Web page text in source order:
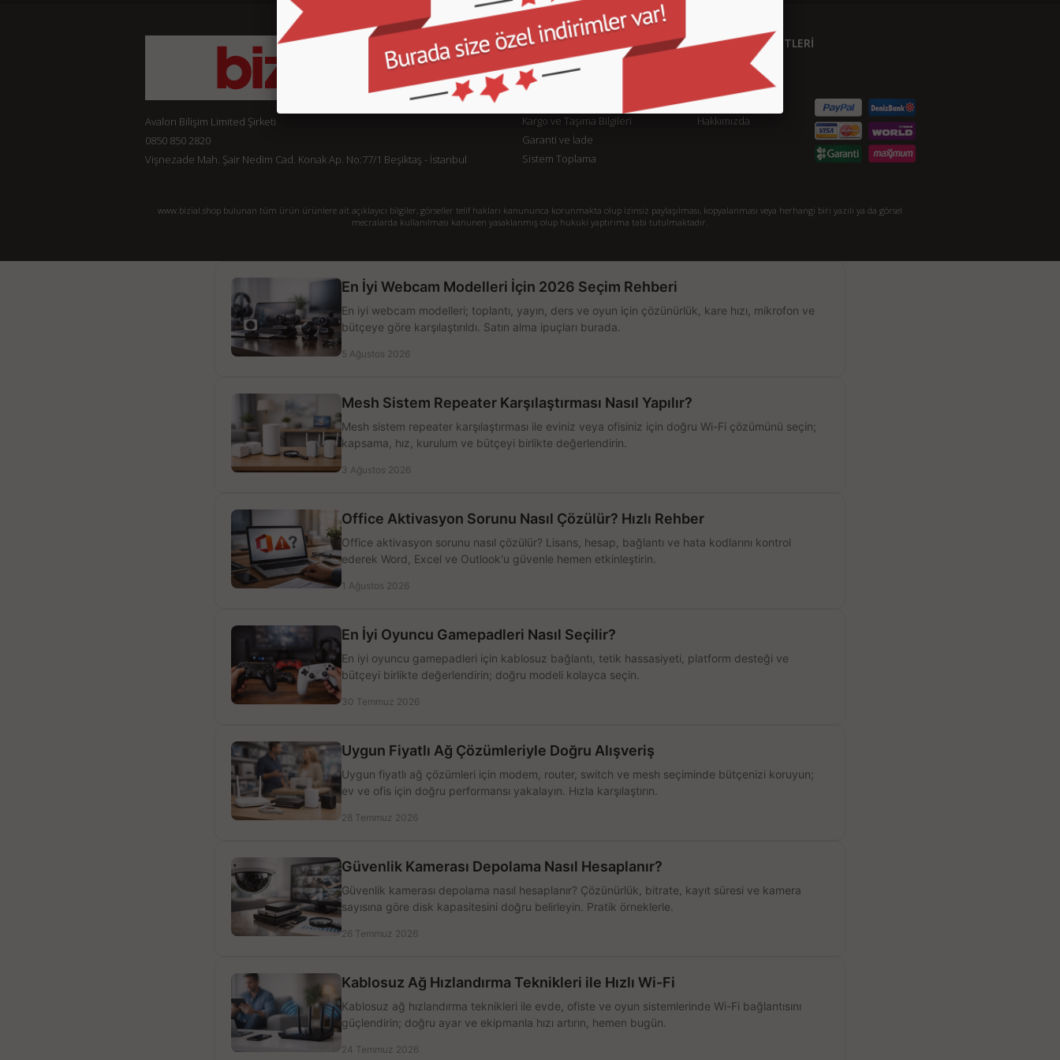
Avalon Bilişim Limited Şirketi
0850 850 2820
Vişnezade Mah. Şair Nedim Cad. Konak Ap. No:77/1 Beşiktaş - İstanbul
KURUMSAL
İletişim
Sipariş Takibi
Kargo ve Taşıma Bilgileri
Garanti ve İade
Sistem Toplama
MÜŞTERİ HİZMETLERİ
Detaylı Arama
Hakkımızda
www.bizial.shop bulunan tüm ürün ürünlere ait açıklayıcı bilgiler, görseller telif hakları kanununca korunmakta olup izinsiz paylaşılması, kopyalanması veya herhangi biri yazılı ya da görsel
mecralarda kullanılması kanunen yasaklanmış olup hukuki yaptırıma tabi tutulmaktadır.
En İyi Webcam Modelleri İçin 2026 Seçim Rehberi
En iyi webcam modelleri; toplantı, yayın, ders ve oyun için çözünürlük, kare hızı, mikrofon ve
bütçeye göre karşılaştırıldı. Satın alma ipuçları burada.
5 Ağustos 2026
Mesh Sistem Repeater Karşılaştırması Nasıl Yapılır?
Mesh sistem repeater karşılaştırması ile eviniz veya ofisiniz için doğru Wi-Fi çözümünü seçin;
kapsama, hız, kurulum ve bütçeyi birlikte değerlendirin.
3 Ağustos 2026
Office Aktivasyon Sorunu Nasıl Çözülür? Hızlı Rehber
Office aktivasyon sorunu nasıl çözülür? Lisans, hesap, bağlantı ve hata kodlarını kontrol
ederek Word, Excel ve Outlook'u güvenle hemen etkinleştirin.
1 Ağustos 2026
En İyi Oyuncu Gamepadleri Nasıl Seçilir?
En iyi oyuncu gamepadleri için kablosuz bağlantı, tetik hassasiyeti, platform desteği ve
bütçeyi birlikte değerlendirin; doğru modeli kolayca seçin.
30 Temmuz 2026
Uygun Fiyatlı Ağ Çözümleriyle Doğru Alışveriş
Uygun fiyatlı ağ çözümleri için modem, router, switch ve mesh seçiminde bütçenizi koruyun;
ev ve ofis için doğru performansı yakalayın. Hızla karşılaştırın.
28 Temmuz 2026
Güvenlik Kamerası Depolama Nasıl Hesaplanır?
Güvenlik kamerası depolama nasıl hesaplanır? Çözünürlük, bitrate, kayıt süresi ve kamera
sayısına göre disk kapasitesini doğru belirleyin. Pratik örneklerle.
26 Temmuz 2026
Kablosuz Ağ Hızlandırma Teknikleri ile Hızlı Wi-Fi
Kablosuz ağ hızlandırma teknikleri ile evde, ofiste ve oyun sistemlerinde Wi-Fi bağlantısını
güçlendirin; doğru ayar ve ekipmanla hızı artırın, hemen bugün.
24 Temmuz 2026